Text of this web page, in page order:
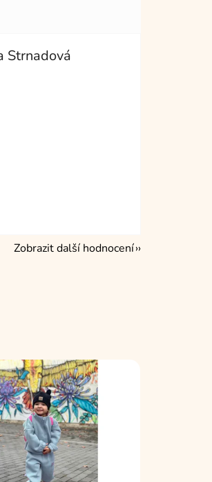
Strnadová
obchodu je 5 z 5 hvězdiček.
Zobrazit další hodnocení